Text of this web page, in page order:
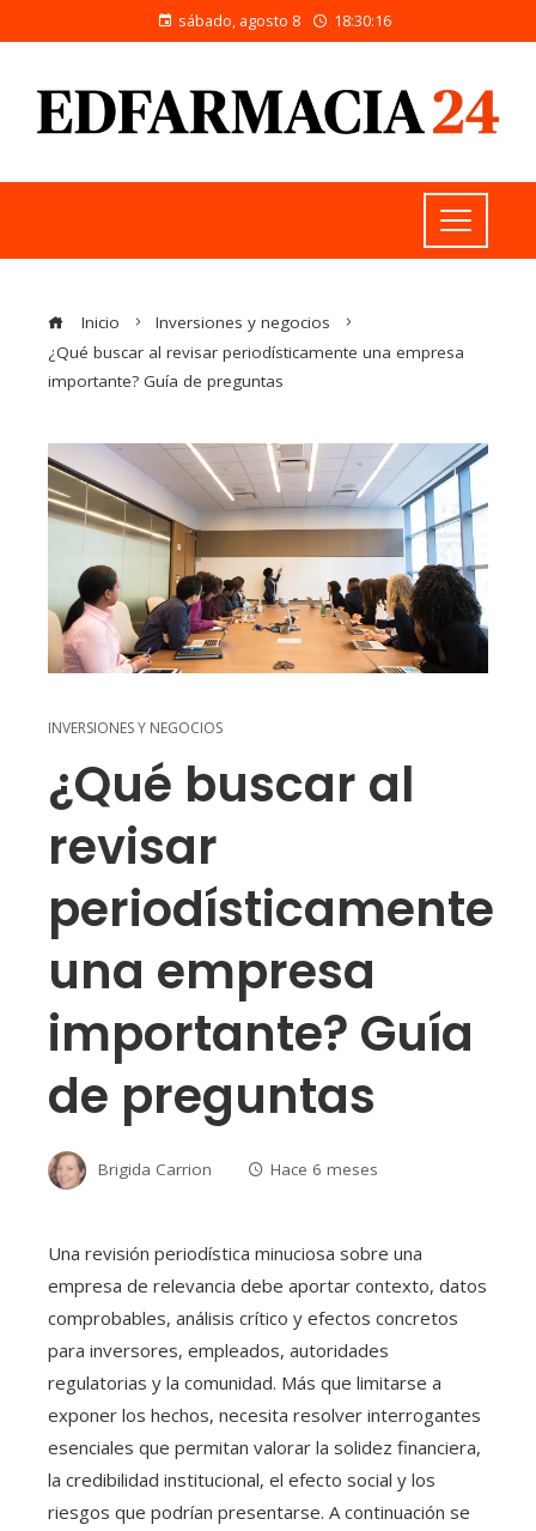
sábado, agosto 8 18:30:17
Inicio
Inversiones y negocios
¿Qué buscar al revisar periodísticamente una empresa
importante? Guía de preguntas
INVERSIONES Y NEGOCIOS
¿Qué buscar al
revisar
periodísticamente
una empresa
importante? Guía
de preguntas
Brigida Carrion Hace 6 meses
Una revisión periodística minuciosa sobre una
empresa de relevancia debe aportar contexto, datos
comprobables, análisis crítico y efectos concretos
para inversores, empleados, autoridades
regulatorias y la comunidad. Más que limitarse a
exponer los hechos, necesita resolver interrogantes
esenciales que permitan valorar la solidez financiera,
la credibilidad institucional, el efecto social y los
riesgos que podrían presentarse. A continuación se